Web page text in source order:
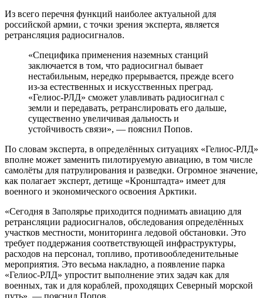
Из всего перечня функций наиболее актуальной для
российской армии, с точки зрения эксперта, является
ретрансляция радиосигналов.
«Специфика применения наземных станций
заключается в том, что радиосигнал бывает
нестабильным, нередко прерывается, прежде всего
из-за естественных и искусственных преград.
«Гелиос-РЛД» сможет улавливать радиосигнал с
земли и передавать, ретранслировать его дальше,
существенно увеличивая дальность и
устойчивость связи», — пояснил Попов.
По словам эксперта, в определённых ситуациях «Гелиос-РЛД»
вполне может заменить пилотируемую авиацию, в том числе
самолёты для патрулирования и разведки. Огромное значение,
как полагает эксперт, детище «Кронштадта» имеет для
военного и экономического освоения Арктики.
«Сегодня в Заполярье приходится поднимать авиацию для
ретрансляции радиосигналов, обследования определённых
участков местности, мониторинга ледовой обстановки. Это
требует поддержания соответствующей инфраструктуры,
расходов на персонал, топливо, противообледенительные
мероприятия. Это весьма накладно, а появление парка
«Гелиос-РЛД» упростит выполнение этих задач как для
военных, так и для кораблей, проходящих Северный морской